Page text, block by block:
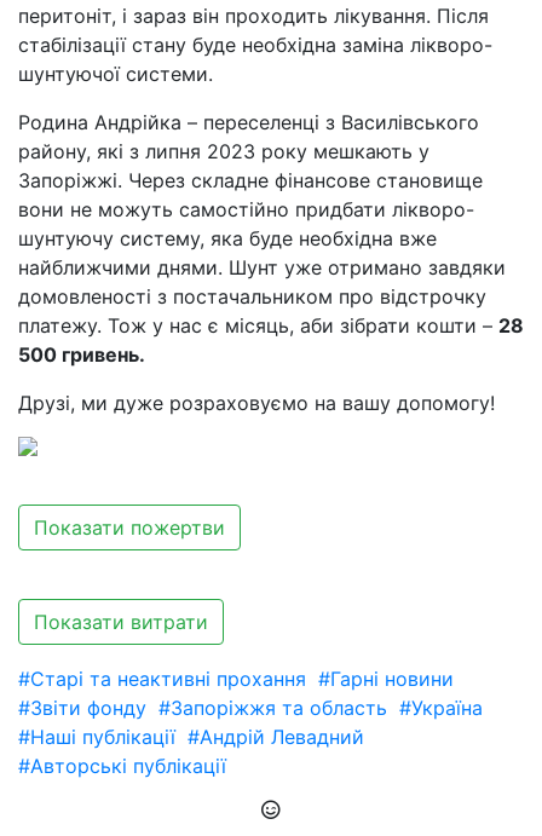
перитоніт, і зараз він проходить лікування. Після
стабілізації стану буде необхідна заміна лікворо-
шунтуючої системи.
Родина Андрійка – переселенці з Василівського
району, які з липня 2023 року мешкають у
Запоріжжі. Через складне фінансове становище
вони не можуть самостійно придбати лікворо-
шунтуючу систему, яка буде необхідна вже
найближчими днями. Шунт уже отримано завдяки
домовленості з постачальником про відстрочку
платежу. Тож у нас є місяць, аби зібрати кошти – 28
500 гривень.
Друзі, ми дуже розраховуємо на вашу допомогу!
Показати пожертви
Показати витрати
#Старі та неактивні прохання #Гарні новини
#Звіти фонду #Запоріжжя та область #Україна
#Наші публікації #Андрій Левадний
#Авторські публікації